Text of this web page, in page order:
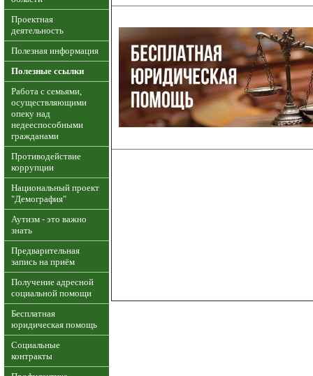
Проектная
деятельность
Полезная информация
Полезные ссылки
Работа с семьями,
осуществляющими
опеку над
недееспособными
гражданами
Противодействие
коррупции
Национальный проект
"Демография"
Аутизм - это важно
знать
Предварительная
запись на приём
Получение адресной
социальной помощи
Бесплатная
юридическая помощь
Социальные
контракты